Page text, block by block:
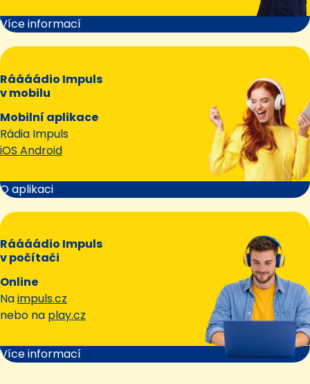
Více informací
Ráááádio Impuls
v mobilu
Mobilní aplikace
Rádia Impuls
iOS Android
O aplikaci
Ráááádio Impuls
v počítači
Online
Naimpuls.cz
nebo na play.cz
Více informací